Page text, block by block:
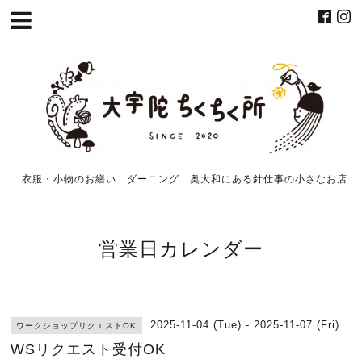
衣服・小物のお繕い ダーニング 奥大和にある針仕事の小さなお店
営業日カレンダー
ワークショップリクエストOK 2025-11-04 (Tue) - 2025-11-07 (Fri)
WSリクエスト受付OK